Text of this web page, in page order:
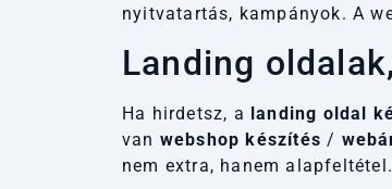
nyitvatartás, kampányok. A
Landing oldalak
Ha hirdetsz, a landing oldal
van webshop készítés /
nem extra, hanem alapfeltétel.